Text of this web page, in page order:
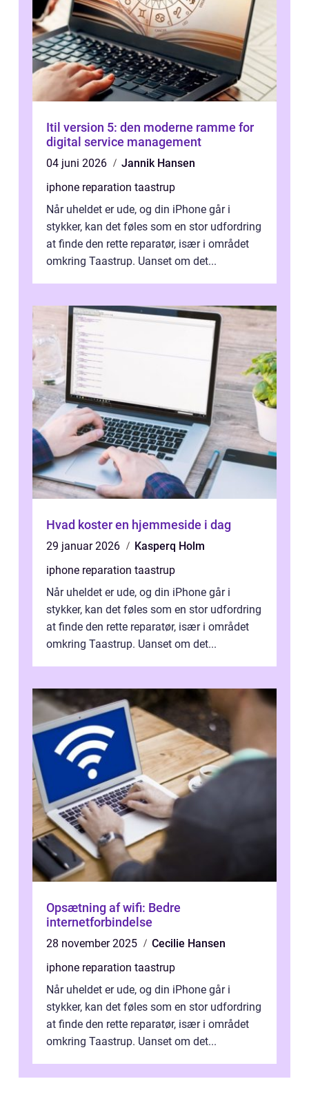
Itil version 5: den moderne ramme for
digital service management
04 juni 2026
Jannik Hansen
iphone reparation taastrup
Når uheldet er ude, og din iPhone går i
stykker, kan det føles som en stor udfordring
at finde den rette reparatør, især i området
omkring Taastrup. Uanset om det...
Hvad koster en hjemmeside i dag
29 januar 2026
Kasperq Holm
iphone reparation taastrup
Når uheldet er ude, og din iPhone går i
stykker, kan det føles som en stor udfordring
at finde den rette reparatør, især i området
omkring Taastrup. Uanset om det...
Opsætning af wifi: Bedre
internetforbindelse
28 november 2025
Cecilie Hansen
iphone reparation taastrup
Når uheldet er ude, og din iPhone går i
stykker, kan det føles som en stor udfordring
at finde den rette reparatør, især i området
omkring Taastrup. Uanset om det...